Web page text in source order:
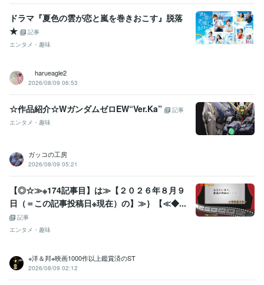
ドラマ『夏色の雲が恋と嵐を巻きおこす』脱落
★
記事
エンタメ・趣味
harueagle2
2026/08/09 06:53
☆作品紹介☆WガンダムゼロEW“Ver.Ka”
記事
エンタメ・趣味
ガッコの工房
2026/08/09 05:21
【◎☆≫※174記事目】は≫【２０２６年８月９
日（＝この記事投稿日※現在）の】≫｝【≪◆...
記事
エンタメ・趣味
※洋＆邦※映画1000作以上鑑賞済のST
2026/08/09 02:12